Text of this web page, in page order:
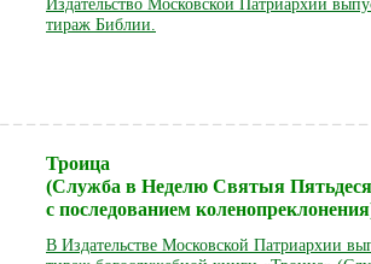
Издательство Московской Патриархии
тираж Библии.
Троица
(Служба в Неделю Святыя
с последованием
В Издательстве Московской Патриархии